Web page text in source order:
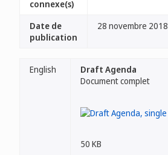
connexe(s)
Date de
publication
28 novembre 2018
English
Draft Agenda
Document complet
50 KB